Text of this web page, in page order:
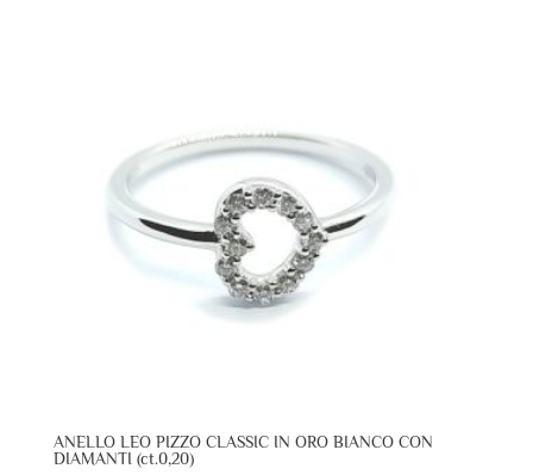
ANELLO LEO PIZZO CLASSIC IN ORO BIANCO CON
DIAMANTI (ct.0,20)